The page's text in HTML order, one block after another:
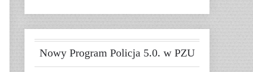
Nowy Program Policja 5.0. w PZU